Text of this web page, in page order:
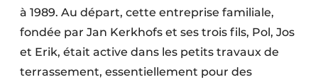
à 1989. Au départ, cette entreprise familiale,
fondée par Jan Kerkhofs et ses trois fils, Pol, Jos
et Erik, était active dans les petits travaux de
terrassement, essentiellement pour des